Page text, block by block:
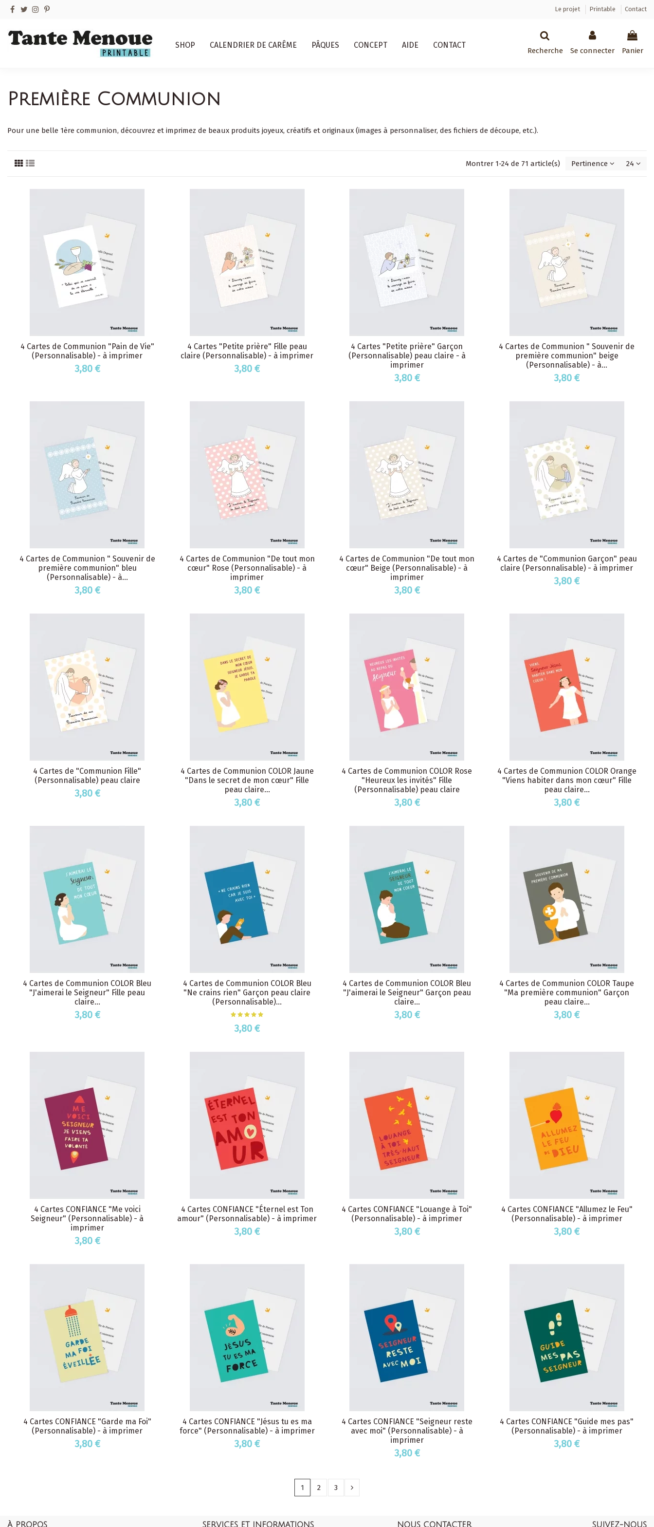
Le projet Printable Contact
SHOP CALENDRIER DE CARÊME PÂQUES CONCEPT AIDE CONTACT
Recherche Se connecter Panier
Première Communion
Pour une belle 1ère communion, découvrez et imprimez de beaux produits joyeux, créatifs et originaux (images à personnaliser, des fichiers de découpe, etc.).
Montrer 1-24 de 71 article(s) Pertinence 24
4 Cartes de Communion "Pain de Vie"
(Personnalisable) - à imprimer
3,80 €
4 Cartes "Petite prière" Fille peau
claire (Personnalisable) - à imprimer
3,80 €
4 Cartes "Petite prière" Garçon
(Personnalisable) peau claire - à
imprimer
3,80 €
4 Cartes de Communion " Souvenir de
première communion" beige
(Personnalisable) - à...
3,80 €
4 Cartes de Communion " Souvenir de
première communion" bleu
(Personnalisable) - à...
3,80 €
4 Cartes de Communion "De tout mon
cœur" Rose (Personnalisable) - à
imprimer
3,80 €
4 Cartes de Communion "De tout mon
cœur" Beige (Personnalisable) - à
imprimer
3,80 €
4 Cartes de "Communion Garçon" peau
claire (Personnalisable) - à imprimer
3,80 €
4 Cartes de "Communion Fille"
(Personnalisable) peau claire
3,80 €
4 Cartes de Communion COLOR Jaune
"Dans le secret de mon cœur" Fille
peau claire...
3,80 €
4 Cartes de Communion COLOR Rose
"Heureux les invités" Fille
(Personnalisable) peau claire
3,80 €
4 Cartes de Communion COLOR Orange
"Viens habiter dans mon cœur" Fille
peau claire...
3,80 €
4 Cartes de Communion COLOR Bleu
"J'aimerai le Seigneur" Fille peau
claire...
3,80 €
4 Cartes de Communion COLOR Bleu
"Ne crains rien" Garçon peau claire
(Personnalisable)...
3,80 €
4 Cartes de Communion COLOR Bleu
"J'aimerai le Seigneur" Garçon peau
claire...
3,80 €
4 Cartes de Communion COLOR Taupe
"Ma première communion" Garçon
peau claire...
3,80 €
4 Cartes CONFIANCE "Me voici
Seigneur" (Personnalisable) - à
imprimer
3,80 €
4 Cartes CONFIANCE "Éternel est Ton
amour" (Personnalisable) - à imprimer
3,80 €
4 Cartes CONFIANCE "Louange à Toi"
(Personnalisable) - à imprimer
3,80 €
4 Cartes CONFIANCE "Allumez le Feu"
(Personnalisable) - à imprimer
3,80 €
4 Cartes CONFIANCE "Garde ma Foi"
(Personnalisable) - à imprimer
3,80 €
4 Cartes CONFIANCE "Jésus tu es ma
force" (Personnalisable) - à imprimer
3,80 €
4 Cartes CONFIANCE "Seigneur reste
avec moi" (Personnalisable) - à
imprimer
3,80 €
4 Cartes CONFIANCE "Guide mes pas"
(Personnalisable) - à imprimer
3,80 €
1 2 3
À PROPOS SERVICES ET INFORMATIONS NOUS CONTACTER SUIVEZ-NOUS